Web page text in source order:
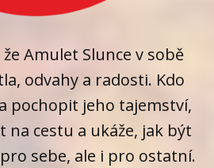
Amulet Slunce v sobě
odvahy a radosti. Kdo
pochopit jeho tajemství,
cestu a ukáže, jak být
sebe, ale i pro ostatní.